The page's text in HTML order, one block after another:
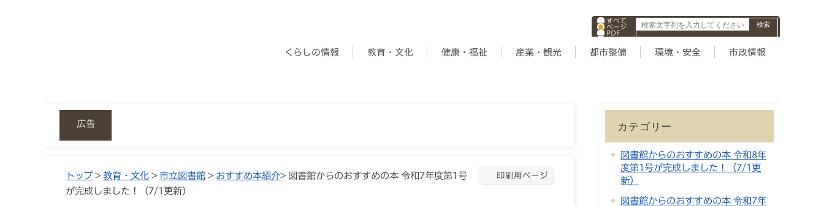
すべて
ページ
PDF
ID
くらしの情報 教育・文化 健康・福祉 産業・観光 都市整備 環境・安全 市政情報
広告
印刷用ページ
トップ> 教育・文化 > 市立図書館 > おすすめ本紹介> 図書館からのおすすめの本 令和7年度第1号
が完成しました！（7/1更新）
カテゴリー
図書館からのおすすめの本 令和8年
度第1号が完成しました！（7/1更
新）
図書館からのおすすめの本 令和7年